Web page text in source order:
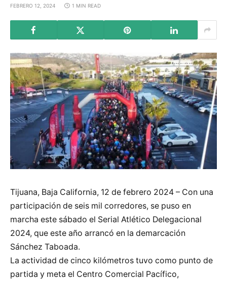
FEBRERO 12, 2024 1 MIN READ
Tijuana, Baja California, 12 de febrero 2024 – Con una
participación de seis mil corredores, se puso en
marcha este sábado el Serial Atlético Delegacional
2024, que este año arrancó en la demarcación
Sánchez Taboada.
La actividad de cinco kilómetros tuvo como punto de
partida y meta el Centro Comercial Pacífico,